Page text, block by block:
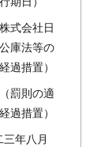
式会社日
庫法等の
過措置）
罰則の適
過措置）
年八月